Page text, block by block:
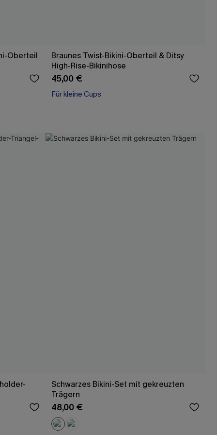
Oberteil
Braunes Twist-Bikini-Oberteil & Ditsy
High-Rise-Bikinihose
45,00 €
Für kleine Cups
Schwarzes Bikini-Set mit gekreuzten
Trägern
48,00 €